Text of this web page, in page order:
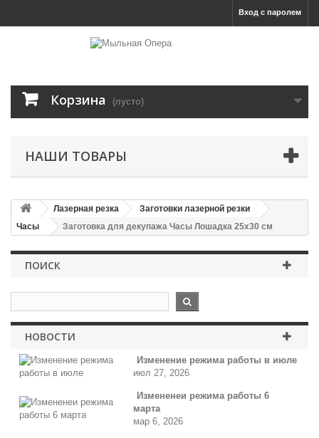
Вход с паролем
Корзина (пусто)
НАШИ ТОВАРЫ
Лазерная резка
Заготовки лазерной резки
Часы
Заготовка для декупажа Часы Лошадка 25х30 см
ПОИСК
НОВОСТИ
Изменение режима работы в июле
июл 27, 2026
Измененеи режима работы 6
марта
мар 6, 2026